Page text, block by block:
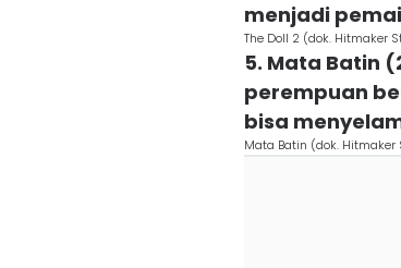
menjadi
The Doll 2 (dok. Hitmaker
5. Mata Batin
perempuan
bisa
Mata Batin (dok.